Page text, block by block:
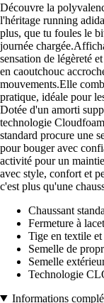
Découvre la
l'héritage running
plus, que tu foules le
journée
sensation de légèreté
en caoutchouc
mouvements.Elle
pratique, idéale pour
Dotée d'un amorti
technologie
standard procure une
pour bouger avec
activité pour un
avec style, confort et
c'est plus qu'une
Chaussant
Fermeture à
Tige en textile
Semelle de
Semelle
Technologie
Informations